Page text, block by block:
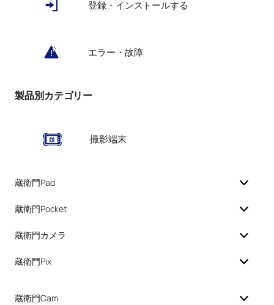
登録・インストールする
エラー・故障
製品別カテゴリー
撮影端末
蔵衛門Pad
蔵衛門Pocket
蔵衛門カメラ
蔵衛門Pix
蔵衛門Cam